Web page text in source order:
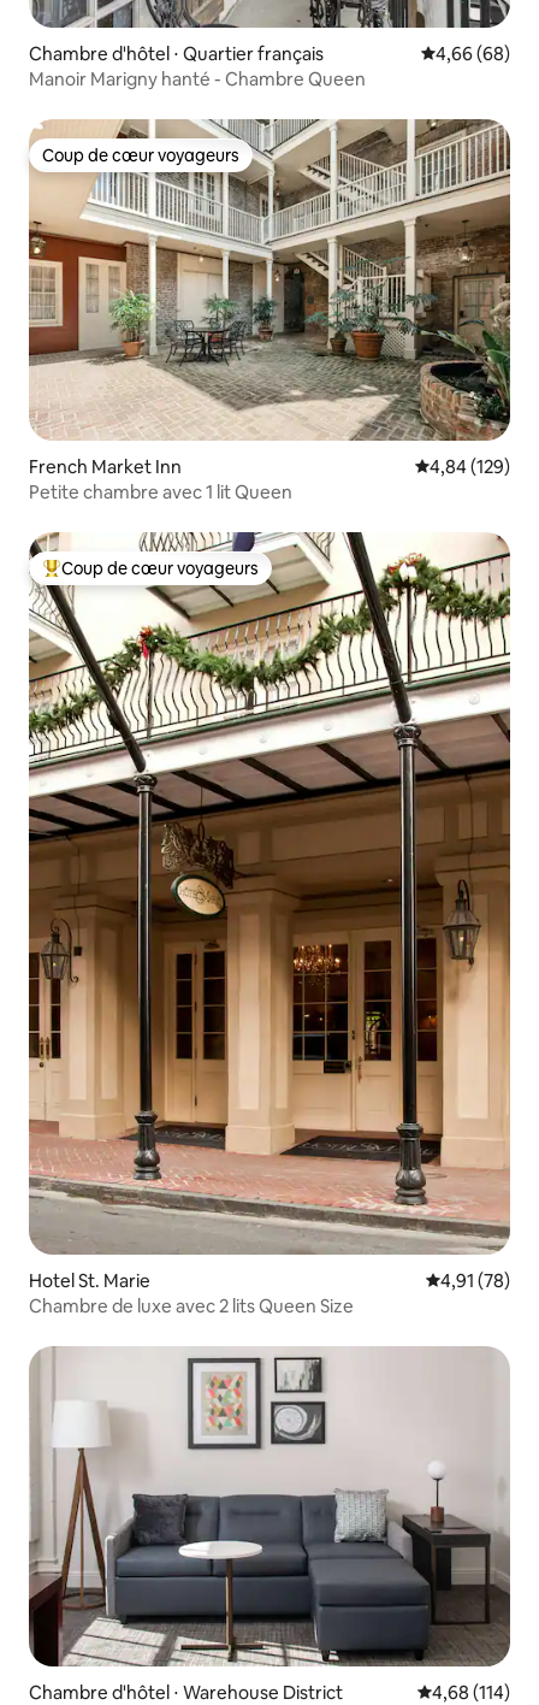
Chambre d'hôtel ⋅ Quartier français Évaluation
4,66 (68)
Manoir Marigny hanté - Chambre Queen
Coup de cœur voyageurs
Coup de cœur voyageurs
French Market Inn Évaluation
4,84 (129)
Petite chambre avec 1 lit Queen
Coups de cœur voyageurs les plus appréciés
Coup de cœur voyageurs
Hotel St. Marie Évaluation
4,91 (78)
Chambre de luxe avec 2 lits Queen Size
Chambre d'hôtel ⋅ Warehouse District Évaluation
4,68 (114)